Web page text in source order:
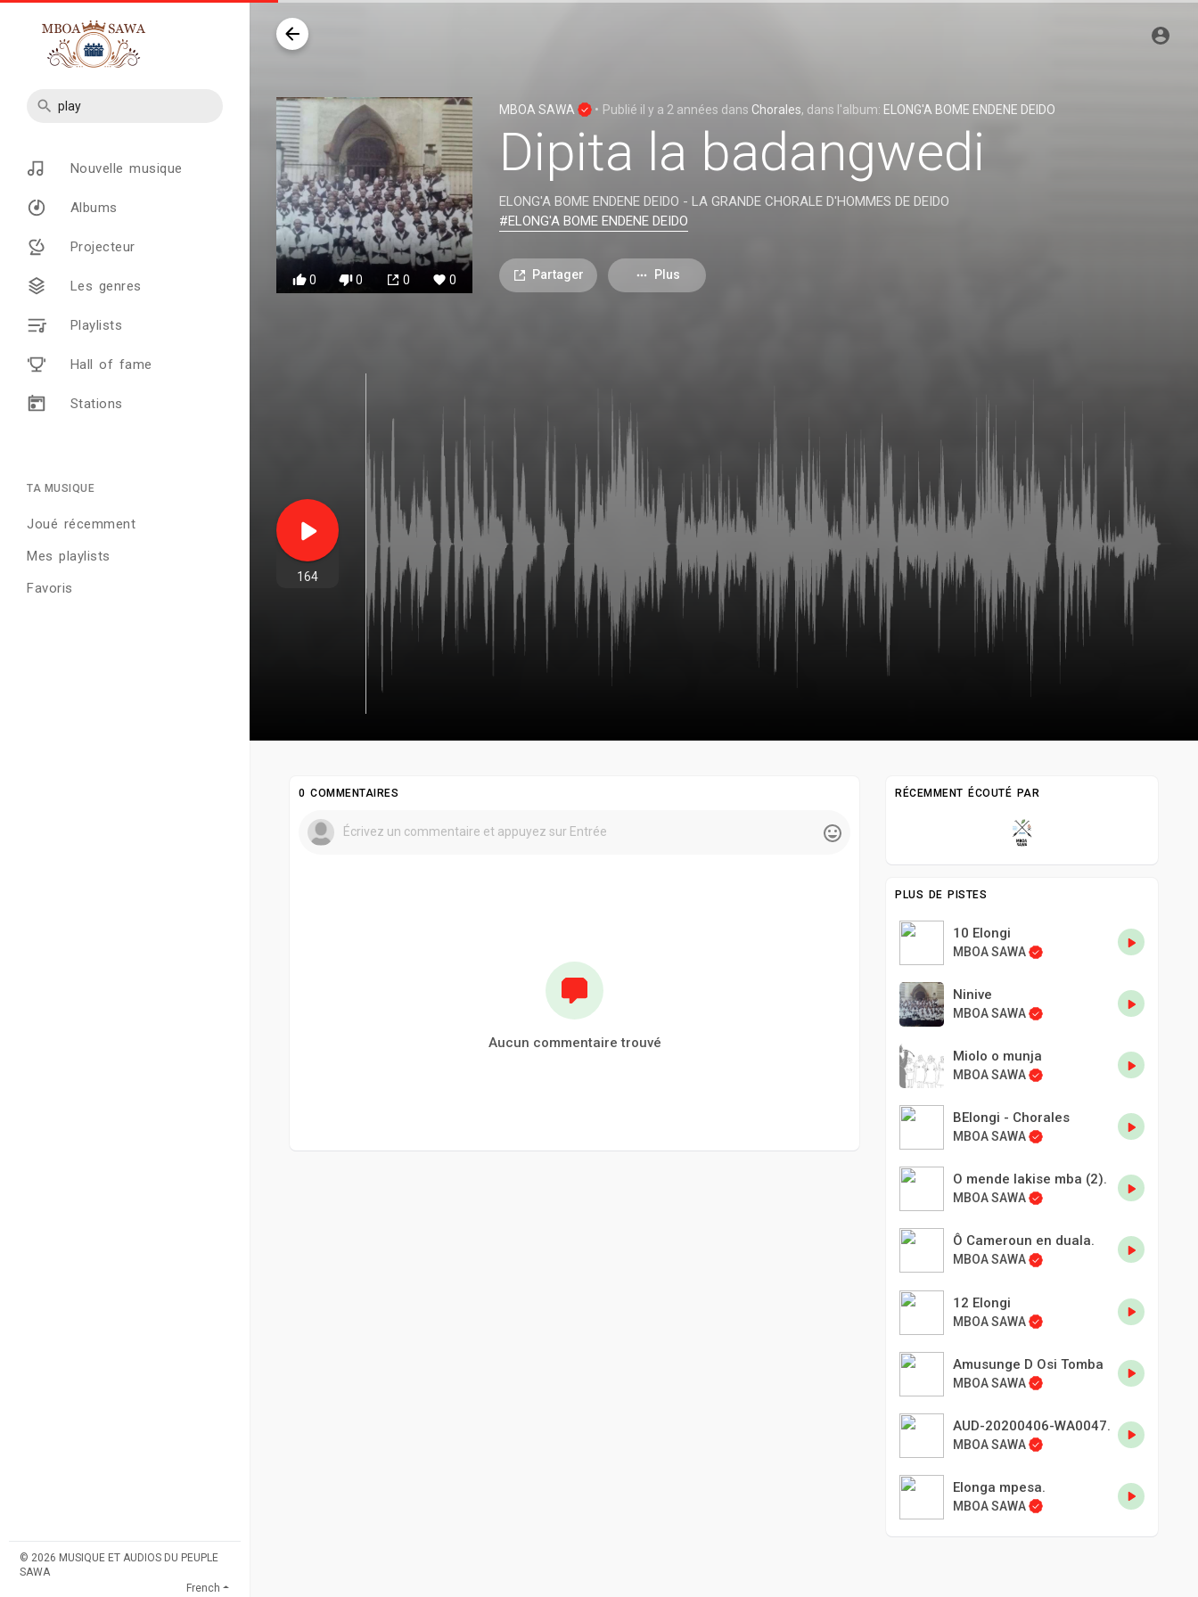
Nouvelle musique
Albums
Projecteur
Les genres
Playlists
Hall of fame
Stations
TA MUSIQUE
Joué récemment
Mes playlists
Favoris
© 2026 MUSIQUE ET AUDIOS DU PEUPLE
SAWA
French
0 0 0 0
MBOA SAWA • Publié il y a 2 années dans Chorales, dans l'album: ELONG'A BOME ENDENE DEIDO
Dipita la badangwedi
ELONG'A BOME ENDENE DEIDO - LA GRANDE CHORALE D'HOMMES DE DEIDO
#ELONG'A BOME ENDENE DEIDO
Partager Plus
164
0 COMMENTAIRES
Aucun commentaire trouvé
RÉCEMMENT ÉCOUTÉ PAR
PLUS DE PISTES
10 Elongi
MBOA SAWA
Ninive
MBOA SAWA
Miolo o munja
MBOA SAWA
BElongi - Chorales
MBOA SAWA
O mende lakise mba (2).
MBOA SAWA
Ô Cameroun en duala.
MBOA SAWA
12 Elongi
MBOA SAWA
Amusunge D Osi Tomba
MBOA SAWA
AUD-20200406-WA0047.
MBOA SAWA
Elonga mpesa.
MBOA SAWA